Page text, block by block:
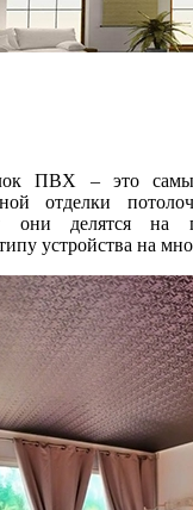
ПВХ – это
отделки
они делятся на
устройства на